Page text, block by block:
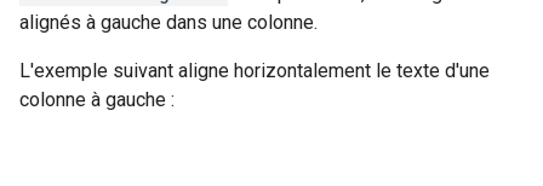
alignés à gauche dans une colonne.
L'exemple suivant aligne horizontalement le texte d'une
colonne à gauche :